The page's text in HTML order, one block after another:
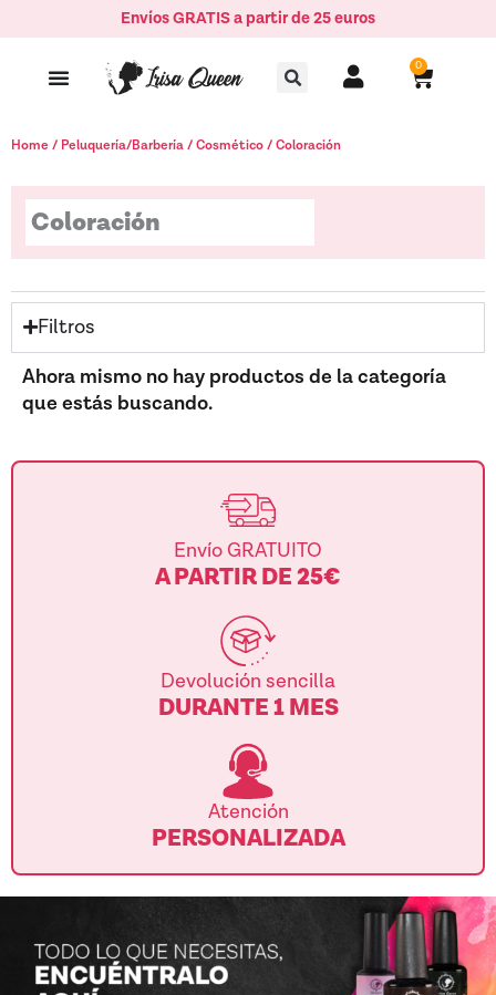
al
Envíos GRATIS a partir de 25 euros
Buscar 0
Carrito
Home / Peluquería/Barbería / Cosmético / Coloración
Coloración
Filtros
Ahora mismo no hay productos de la categoría
que estás buscando.
Envío GRATUITO
A PARTIR DE 25€
Devolución sencilla
DURANTE 1 MES
Atención
PERSONALIZADA